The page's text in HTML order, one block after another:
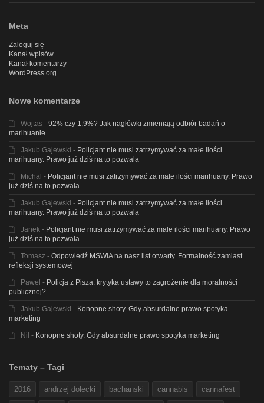
Meta
Zaloguj się
Kanał wpisów
Kanał komentarzy
WordPress.org
Nowe komentarze
Wojtas - 92% czy 1,9%? Jak nagłówki zmieniają odbiór badań o
marihuanie
Jakub Gajewski - Policjant nie musi zatrzymywać za małe ilości
marihuany. Prawo już dziś na to pozwala
Michal - Policjant nie musi zatrzymywać za małe ilości marihuany. Prawo
już dziś na to pozwala
Jakub Gajewski - Policjant nie musi zatrzymywać za małe ilości
marihuany. Prawo już dziś na to pozwala
Janek - Policjant nie musi zatrzymywać za małe ilości marihuany. Prawo
już dziś na to pozwala
Tomasz - Odpowiedź MSWiA na nasz list otwarty. Formalność zamiast
refleksji systemowej
Pawel - Policja z Pisza: krytyka ustawy to zagrożenie dla moralności
publicznej?
Jakub Gajewski - Konopne shoty. Gdy absurdalne prawo spotyka
marketing
Nil - Konopne shoty. Gdy absurdalne prawo spotyka marketing
Tematy – Tagi
2016 andrzej dołecki bachanski cannabis cannafest